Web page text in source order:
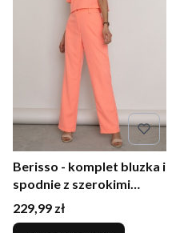
Berisso - komplet bluzka i
spodnie z szerokimi
nogawkami morela
Cena
229,99 zł